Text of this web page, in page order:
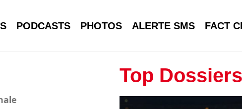
PODCASTS PHOTOS ALERTE SMS FACT
Top Dossiers